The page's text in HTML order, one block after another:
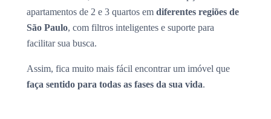
apartamentos de 2 e 3 quartos em diferentes regiões de
São Paulo, com filtros inteligentes e suporte para
facilitar sua busca.
Assim, fica muito mais fácil encontrar um imóvel que
faça sentido para todas as fases da sua vida.